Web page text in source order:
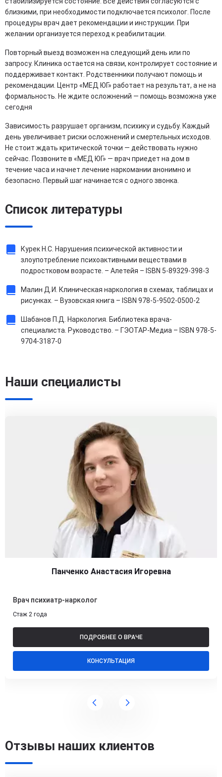
близкими, при необходимости подключается психолог. После
процедуры врач дает рекомендации и инструкции. При
желании организуется переход к реабилитации.
Повторный выезд возможен на следующий день или по
запросу. Клиника остается на связи, контролирует состояние и
поддерживает контакт. Родственники получают помощь и
рекомендации. Центр «МЕД ЮГ» работает на результат, а не на
формальность. Не ждите осложнений — помощь возможна уже
сегодня
Зависимость разрушает организм, психику и судьбу. Каждый
день увеличивает риски осложнений и смертельных исходов.
Не стоит ждать критической точки — действовать нужно
сейчас. Позвоните в «МЕД ЮГ» — врач приедет на дом в
течение часа и начнет лечение наркомании анонимно и
безопасно. Первый шаг начинается с одного звонка.
Список литературы
Курек Н.С. Нарушения психической активности и
злоупотребление психоактивными веществами в
подростковом возрасте. – Алетейя – ISBN 5-89329-398-3
Малин Д.И. Клиническая наркология в схемах, таблицах и
рисунках. – Вузовская книга – ISBN 978-5-9502-0500-2
Шабанов П.Д. Наркология. Библиотека врача-
специалиста. Руководство. – ГЭОТАР-Медиа – ISBN 978-5-
9704-3187-0
Наши специалисты
Панченко Анастасия Игоревна
Врач психиатр-нарколог
Стаж 2 года
ПОДРОБНЕЕ О ВРАЧЕ
КОНСУЛЬТАЦИЯ
Отзывы наших клиентов